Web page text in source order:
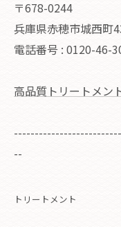
〒678-0244
兵庫県赤穂市城西町
電話番号 : 0120-46-
高品質トリートメン
--
トリートメント